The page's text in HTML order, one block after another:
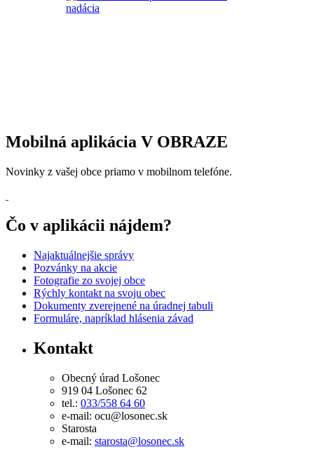
Mobilná aplikácia V OBRAZE
Novinky z vašej obce priamo v mobilnom telefóne.
Čo v aplikácii nájdem?
Najaktuálnejšie správy
Pozvánky na akcie
Fotografie zo svojej obce
Rýchly kontakt na svoju obec
Dokumenty zverejnené na úradnej tabuli
Formuláre, napríklad hlásenia závad
Kontakt
Obecný úrad Lošonec
919 04 Lošonec 62
tel.: 033/558 64 60
e-mail: ocu@losonec.sk
Starosta
e-mail: starosta@losonec.sk